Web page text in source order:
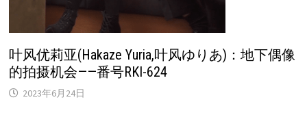
叶风优莉亚(Hakaze Yuria,叶风ゆりあ)：地下偶像
的拍摄机会——番号RKI-624
2023年6月24日